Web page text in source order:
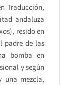
Traducción,
andaluza
resido en
padre de las
bomba en
y según
una mezcla,